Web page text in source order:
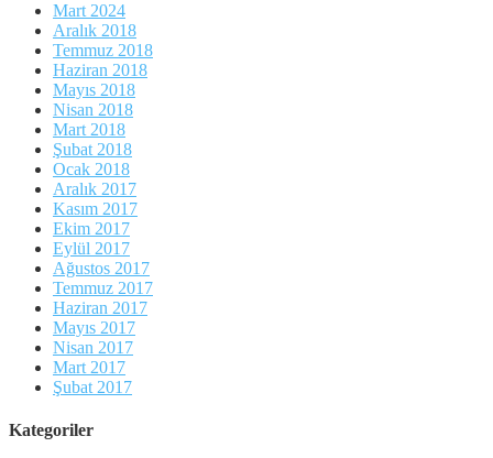
Mart 2024
Aralık 2018
Temmuz 2018
Haziran 2018
Mayıs 2018
Nisan 2018
Mart 2018
Şubat 2018
Ocak 2018
Aralık 2017
Kasım 2017
Ekim 2017
Eylül 2017
Ağustos 2017
Temmuz 2017
Haziran 2017
Mayıs 2017
Nisan 2017
Mart 2017
Şubat 2017
Kategoriler